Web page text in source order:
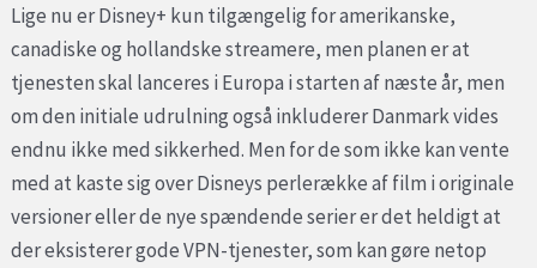
Lige nu er Disney+ kun tilgængelig for amerikanske,
canadiske og hollandske streamere, men planen er at
tjenesten skal lanceres i Europa i starten af næste år, men
om den initiale udrulning også inkluderer Danmark vides
endnu ikke med sikkerhed. Men for de som ikke kan vente
med at kaste sig over Disneys perlerække af film i originale
versioner eller de nye spændende serier er det heldigt at
der eksisterer gode VPN-tjenester, som kan gøre netop